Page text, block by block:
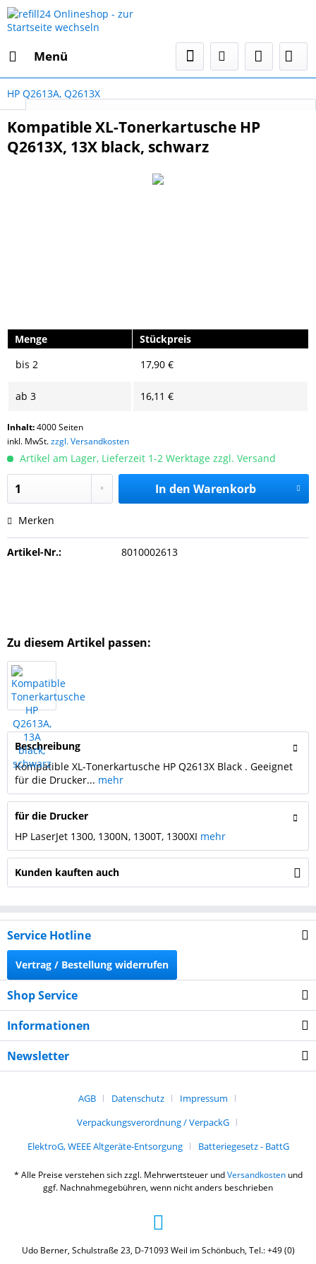
Menü
HP Q2613A, Q2613X
Kompatible XL-Tonerkartusche HP
Q2613X, 13X black, schwarz
Menge
Stückpreis
bis 2 17,90 €
ab 3 16,11 €
Inhalt:4000 Seiten
inkl. MwSt.zzgl. Versandkosten
Artikel am Lager, Lieferzeit 1-2 Werktage zzgl. Versand
In den Warenkorb
Merken
Artikel-Nr.: 8010002613
Zu diesem Artikel passen:
Beschreibung
Kompatible XL-Tonerkartusche HP Q2613X Black . Geeignet
für die Drucker... mehr
für die Drucker
HP LaserJet 1300, 1300N, 1300T, 1300XI mehr
Kunden kauften auch
Service Hotline
Vertrag / Bestellung widerrufen
Shop Service
Informationen
Newsletter
AGB Datenschutz
Impressum
Verpackungsverordnung / VerpackG
ElektroG, WEEE Altgeräte-Entsorgung
Batteriegesetz - BattG
* Alle Preise verstehen sich zzgl. Mehrwertsteuer undVersandkostenund
ggf. Nachnahmegebühren, wenn nicht anders beschrieben
Udo Berner, Schulstraße 23, D-71093 Weil im Schönbuch, Tel.: +49 (0)